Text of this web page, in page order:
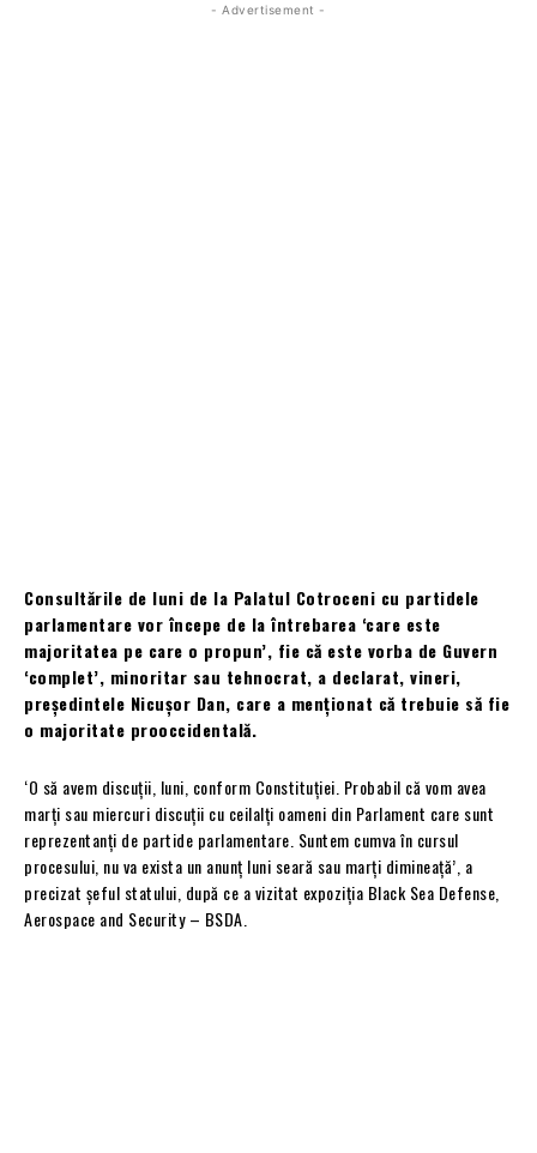
- Advertisement -
Consultările de luni de la Palatul Cotroceni cu partidele
parlamentare vor începe de la întrebarea ‘care este
majoritatea pe care o propun’, fie că este vorba de Guvern
‘complet’, minoritar sau tehnocrat, a declarat, vineri,
președintele Nicușor Dan, care a menționat că trebuie să fie
o majoritate prooccidentală.
‘O să avem discuții, luni, conform Constituției. Probabil că vom avea
marți sau miercuri discuții cu ceilalți oameni din Parlament care sunt
reprezentanți de partide parlamentare. Suntem cumva în cursul
procesului, nu va exista un anunț luni seară sau marți dimineață’, a
precizat șeful statului, după ce a vizitat expoziția Black Sea Defense,
Aerospace and Security – BSDA.